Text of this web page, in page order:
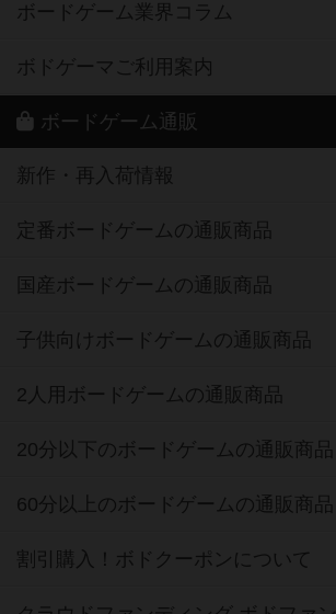
ボードゲーム業界コラム
ボドゲーマご利用案内
ボードゲーム通販
新作・再入荷情報
定番ボードゲームの通販商品
国産ボードゲームの通販商品
子供向けボードゲームの通販商品
2人用ボードゲームの通販商品
20分以下のボードゲームの通販商品
60分以上のボードゲームの通販商品
割引購入！ボドクーポンについて